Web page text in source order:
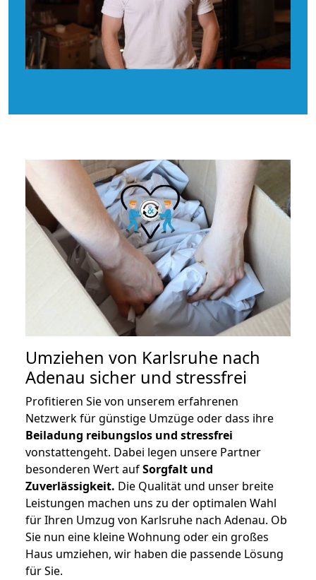
Umziehen von Karlsruhe nach
Adenau sicher und stressfrei
Profitieren Sie von unserem erfahrenen
Netzwerk für günstige Umzüge oder dass ihre
Beiladung reibungslos und stressfrei
vonstattengeht. Dabei legen unsere Partner
besonderen Wert aufSorgfalt und
Zuverlässigkeit. Die Qualität und unser breite
Leistungen machen uns zu der optimalen Wahl
für Ihren Umzug von Karlsruhe nach Adenau. Ob
Sie nun eine kleine Wohnung oder ein großes
Haus umziehen, wir haben die passende Lösung
für Sie.